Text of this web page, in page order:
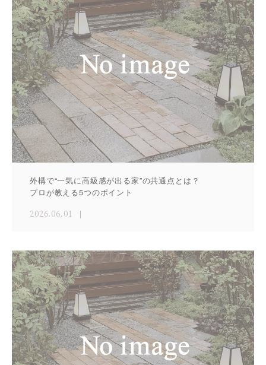
外構で“一気に高級感が出る家”の共通点とは？
プロが教える5つのポイント
2026.06.01